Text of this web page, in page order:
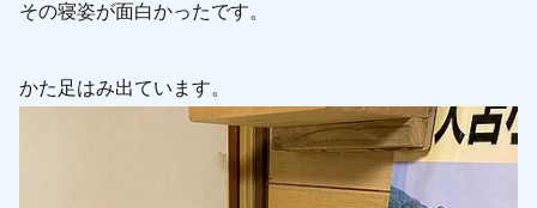
その寝姿が面白かったです。
かた足はみ出ています。